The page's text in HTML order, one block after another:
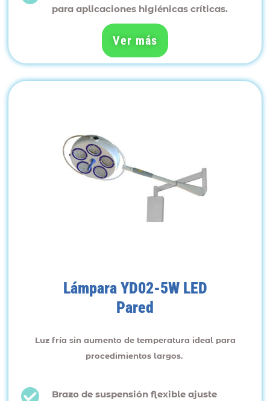
para aplicaciones higiénicas críticas.
Ver más
Lámpara YD02-5W LED
Pared
Luz fría sin aumento de temperatura ideal para
procedimientos largos.
Brazo de suspensión flexible ajuste